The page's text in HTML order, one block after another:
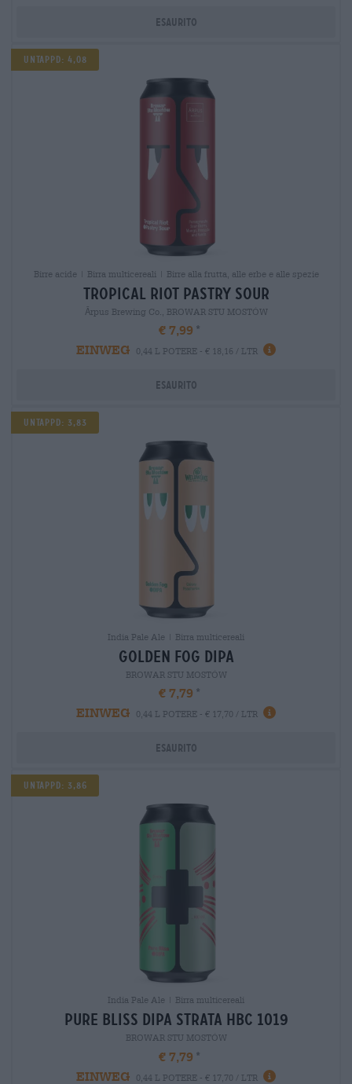
Esaurito
Untappd: 4,08
Birre acide | Birra multicereali | Birre alla frutta, alle erbe e alle spezie
tropical riot pastry sour
Ārpus Brewing Co., BROWAR STU MOSTÓW
€ 7,99
EINWEG
0,44 L POTERE - € 18,16 / LTR
Esaurito
Untappd: 3,83
India Pale Ale | Birra multicereali
golden fog dipa
BROWAR STU MOSTÓW
€ 7,79
EINWEG
0,44 L POTERE - € 17,70 / LTR
Esaurito
Untappd: 3,86
India Pale Ale | Birra multicereali
pure bliss dipa strata hbc 1019
BROWAR STU MOSTÓW
€ 7,79
EINWEG
0,44 L POTERE - € 17,70 / LTR